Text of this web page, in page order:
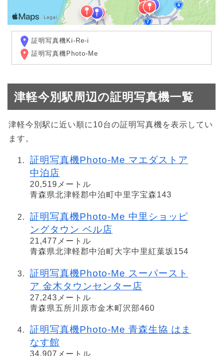
証明写真機Ki-Re-i
証明写真機Photo-Me
津軽今別駅周辺の証明写真機一覧
津軽今別駅に近い順に10台の証明写真機を表示してい
ます。
証明写真機Photo-Me マエダストア
中泊店
20,519メートル
青森県北津軽郡中泊町中里字宝森143
証明写真機Photo-Me 中里ショッピ
ングタウン ベル店
21,477メートル
青森県北津軽郡中泊町大字中里紅葉坂154
証明写真機Photo-Me スーパースト
ア 金木タウンセンター店
27,243メートル
青森県五所川原市金木町沢部460
証明写真機Photo-Me 青森生協 はま
なす館
34,907メートル